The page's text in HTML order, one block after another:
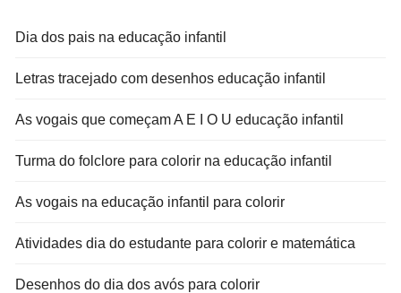
Dia dos pais na educação infantil
Letras tracejado com desenhos educação infantil
As vogais que começam A E I O U educação infantil
Turma do folclore para colorir na educação infantil
As vogais na educação infantil para colorir
Atividades dia do estudante para colorir e matemática
Desenhos do dia dos avós para colorir